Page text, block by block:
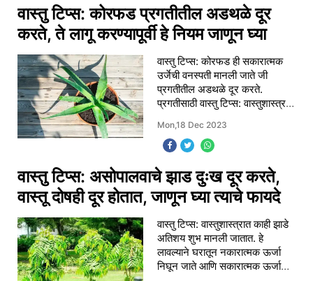
वास्तु टिप्स: कोरफड प्रगतीतील अडथळे दूर
करते, ते लागू करण्यापूर्वी हे नियम जाणून घ्या
वास्तु टिप्स: कोरफड ही सकारात्मक
उर्जेची वनस्पती मानली जाते जी
प्रगतीतील अडथळे दूर करते.
प्रगतीसाठी वास्तु टिप्स: वास्तुशास्त्र
करते. वास्तूनुसार केवळ घरात ठेवले
Mon,18 Dec 2023
वास्तु टिप्स: असोपालवाचे झाड दुःख दूर करते,
वास्तू दोषही दूर होतात, जाणून घ्या त्याचे फायदे
वास्तु टिप्स: वास्तुशास्त्रात काही झाडे
अतिशय शुभ मानली जातात. हे
लावल्याने घरातून नकारात्मक ऊर्जा
निघून जाते आणि सकारात्मक ऊर्जा